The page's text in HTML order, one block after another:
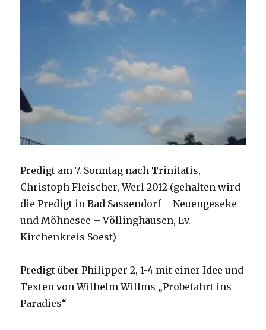
Predigt am 7. Sonntag nach Trinitatis,
Christoph Fleischer, Werl 2012 (gehalten wird
die Predigt in Bad Sassendorf – Neuengeseke
und Möhnesee – Völlinghausen, Ev.
Kirchenkreis Soest)
Predigt über Philipper 2, 1-4 mit einer Idee und
Texten von Wilhelm Willms „Probefahrt ins
Paradies“